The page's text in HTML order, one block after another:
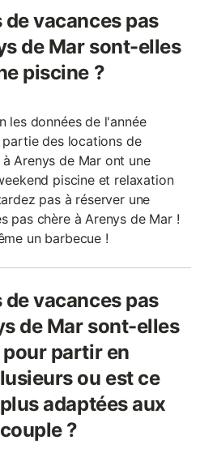
vacances pas
de Mar sont-elles
piscine ?
les données de l'année
des locations de
Arenys de Mar ont une
piscine et relaxation
pas à réserver une
pas chère à Arenys de Mar !
un barbecue !
vacances pas
de Mar sont-elles
partir en
ou est ce
adaptées aux
?